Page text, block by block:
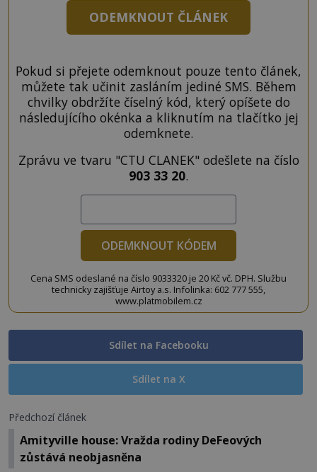
ODEMKNOUT ČLÁNEK
Pokud si přejete odemknout pouze tento článek,
můžete tak učinit zasláním jediné SMS. Během
chvilky obdržíte číselný kód, který opíšete do
následujícího okénka a kliknutím na tlačítko jej
odemknete.
Zprávu ve tvaru "CTU CLANEK" odešlete na číslo
903 33 20.
ODEMKNOUT KÓDEM
Cena SMS odeslané na číslo 9033320 je 20 Kč vč. DPH. Službu
technicky zajišťuje Airtoy a.s. Infolinka: 602 777 555,
www.platmobilem.cz
Sdílet na Facebooku
Sdílet na X
Předchozí článek
Amityville house: Vražda rodiny DeFeových
zůstává neobjasněna